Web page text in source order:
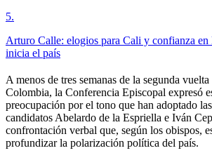
5.
Arturo Calle: elogios para Cali y confianza en
inicia el país
A menos de tres semanas de la segunda
Colombia, la Conferencia Episcopal expresó
preocupación por el tono que han adoptado
candidatos Abelardo de la Espriella e Iván
confrontación verbal que, según los obispos,
profundizar la polarización política del país.